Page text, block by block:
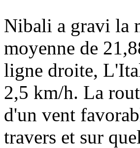
Nibali a gravi la
moyenne de
ligne droite,
2,5 km/h. La
d'un vent
travers et sur